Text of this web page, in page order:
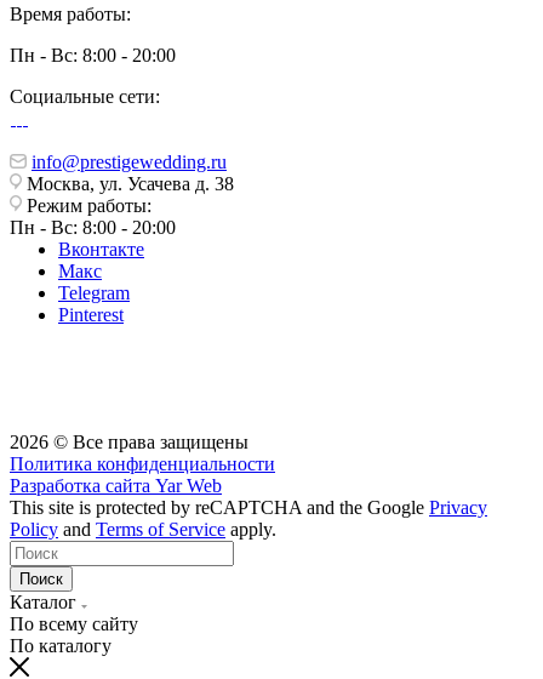
Время работы:
Пн - Вс: 8:00 - 20:00
Социальные сети:
info@prestigewedding.ru
Москва, ул. Усачева д. 38
Режим работы:
Пн - Вс: 8:00 - 20:00
Вконтакте
Макс
Telegram
Pinterest
2026 © Все права защищены
Политика конфиденциальности
Разработка сайта Yar Web
This site is protected by reCAPTCHA and the Google Privacy
Policy and Terms of Service apply.
Поиск
Каталог
По всему сайту
По каталогу